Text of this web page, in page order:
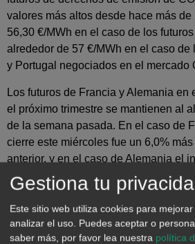
valores más altos desde hace más de
56,30 €/MWh en el caso de los
alrededor de 57 €/MWh en el caso de
y Portugal negociados en el mercado
Los futuros de Francia y Alemania en
el próximo trimestre se mantienen al
de la semana pasada. En el caso de
cierre este miércoles fue un 6,0%
anterior, y en el caso de Alemania el
7,0%. Los futuros de Francia y
año 2020 se mantienen con una
principios de junio y cerraron en la
52,40 €/MWh y 50,40 €/MWh
Gestiona tu
Este sitio web utiliza cookies para
analizar el uso. Puedes aceptar o
saber más, por favor lea nuestra política